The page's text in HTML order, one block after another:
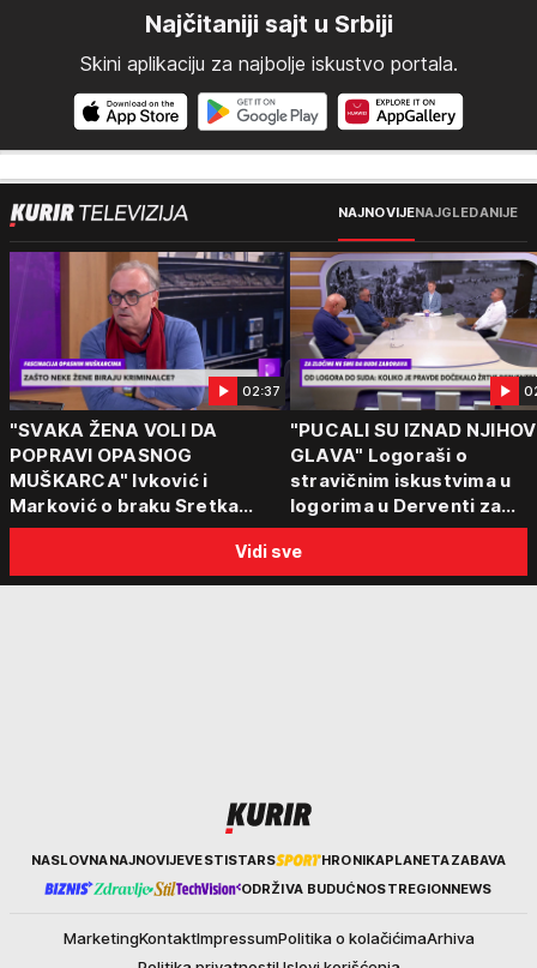
Najčitaniji sajt u Srbiji
Skini aplikaciju za najbolje iskustvo portala.
NAJNOVIJENAJGLEDANIJE
02:37
"SVAKA ŽENA VOLI DA
POPRAVI OPASNOG
MUŠKARCA" Ivković i
Marković o braku Sretka
Kalinića i fenomenu žena koje
biraju kriminalce: "Neće sa
nekim ko nema para"
"PUCALI SU IZNAD
GLAVA" Logoraši o
stravičnim iskustvima u
logorima u Derventi za
emisiju "Puls Srbije
"Tada je počela velika
tortura..."
Vidi sve
KurirNASLOVNANAJNOVIJEVESTISTARS HRONIKAPLANETAZABAVA
ODRŽIVA BUDUĆNOSTREGIONNEWS
MarketingKontaktImpressumPolitika o kolačićimaArhiva